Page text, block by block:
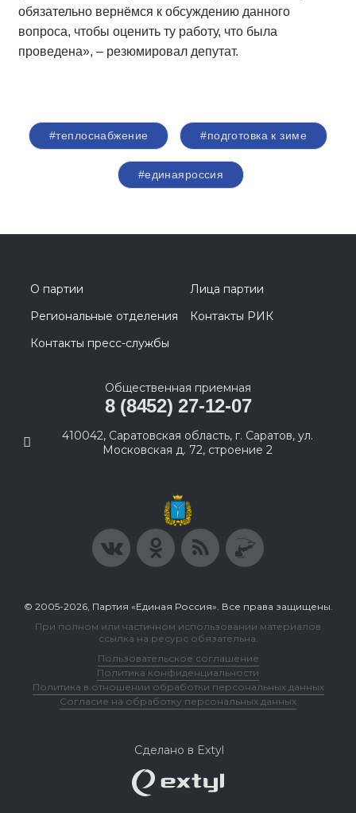
обязательно вернёмся к обсуждению данного
вопроса, чтобы оценить ту работу, что была
проведена», – резюмировал депутат.
#теплоснабжение #подготовка к зиме
#единаяроссия
О партии
Лица партии
Региональные отделения
Контакты РИК
Контакты пресс-службы
Общественная приемная
8 (8452) 27-12-07
410042, Саратовская область, г. Саратов, ул.
Московская д. 72, строение 2
© 2005-2026, Партия «Единая Россия». Все права защищены.
При полном или частичном использовании материалов
ссылка на ресурс обязательна.
Пользовательское соглашение
Политика конфиденциальности
Политика в отношении обработки персональных данных
Согласие на обработку персональных данных
Сделано в Extyl